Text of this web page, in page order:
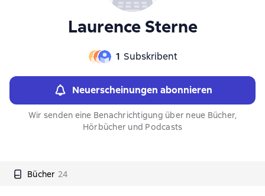
Laurence Sterne
1 Subskribent
Neuerscheinungen abonnieren
Wir senden eine Benachrichtigung über neue Bücher,
Hörbücher und Podcasts
Bücher 24